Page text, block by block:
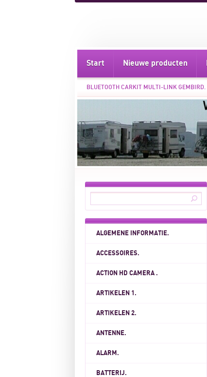
Start Nieuwe producten
BLUETOOTH CARKIT MULTI-LINK GEMBIRD.
ALGEMENE INFORMATIE.
ACCESSOIRES.
ACTION HD CAMERA .
ARTIKELEN 1.
ARTIKELEN 2.
ANTENNE.
ALARM.
BATTERIJ.